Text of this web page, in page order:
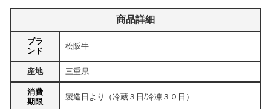
商品詳細
ブラ
ンド
松阪牛
産地 三重県
消費
期限
製造日より（冷蔵３日/冷凍３０日）